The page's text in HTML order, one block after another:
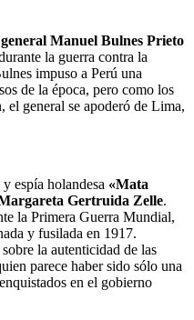
general Manuel Bulnes Prieto
la guerra contra la
impuso a Perú una
de la época, pero como los
el general se apoderó de Lima,
espía holandesa «Mata
Gertruida Zelle.
la Primera Guerra Mundial,
y fusilada en 1917.
la autenticidad de las
parece haber sido sólo una
en el gobierno